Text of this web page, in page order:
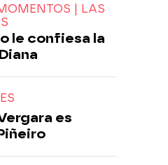
| LAS
le confiesa la
es